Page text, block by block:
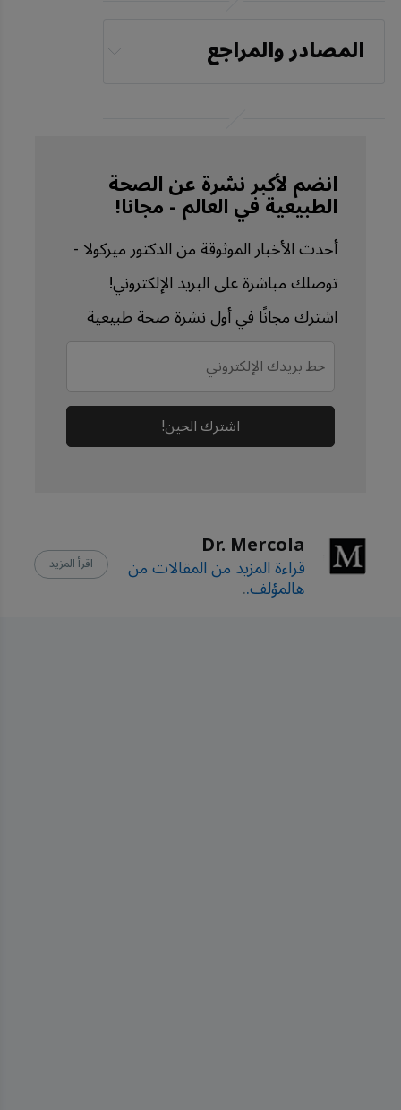
المصادر والمراجع
Planet, May 14, 2025
Environmental Health
Perspectives, June 12, 2025
انضم لأكبر نشرة عن الصحة
الطبيعية في العالم - مجانا!
أحدث الأخبار الموثوقة من الدكتور ميركولا -
توصلك مباشرة على البريد الإلكتروني!
اشترك مجانًا في أول نشرة صحة طبيعية
اشترك الحين!
Dr. Mercola
قراءة المزيد من المقالات من
هالمؤلف..
اقرأ المزيد